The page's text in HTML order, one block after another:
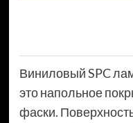
Виниловый SPC
это напольное
фаски.